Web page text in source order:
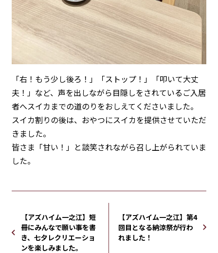
「右！もう少し後ろ！」「ストップ！」「叩いて大丈
夫！」など、声を出しながら目隠しをされているご入居
者へスイカまでの道のりをおしえてくださいました。
スイカ割りの後は、おやつにスイカを提供させていただ
きました。
皆さま「甘い！」と談笑されながら召し上がられていま
した。
【アズハイム一之江】短
冊にみんなで願い事を書
き、七夕レクリエーショ
ンを楽しみました。
【アズハイム一之江】第4
回目となる納涼祭が行わ
れました！